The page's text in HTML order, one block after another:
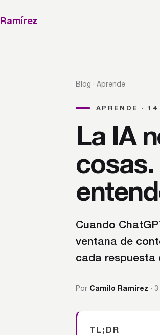
Ramírez
Blog · Aprende
APRENDE ·
La IA
cosas.
Cuando
ventana de
cada respuesta
Por Camilo Ramírez ·
TL;DR